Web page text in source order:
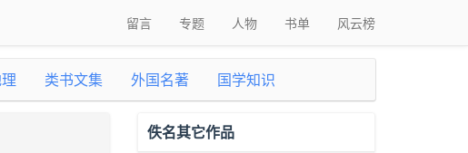
留言 专题 人物 书单 风云榜
类书文集 外国名著 国学知识
佚名其它作品